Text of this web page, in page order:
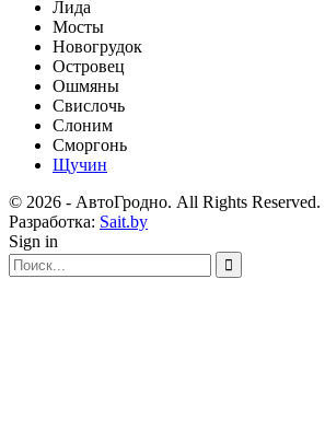
Лида
Мосты
Новогрудок
Островец
Ошмяны
Свислочь
Слоним
Сморгонь
Щучин
© 2026 - АвтоГродно. All Rights Reserved.
Разработка: Sait.by
Sign in